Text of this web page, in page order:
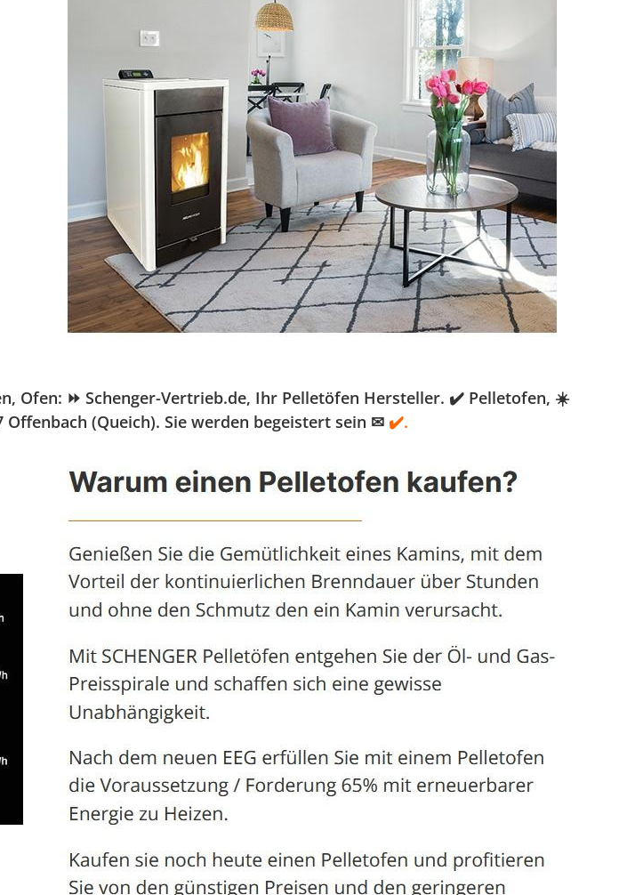
Ofen: ⏩ Schenger-Vertrieb.de, Ihr Pelletöfen Hersteller. ✔️ Pelletofen, ☀️
(Queich). Sie werden begeistert sein ✉ ✔️.